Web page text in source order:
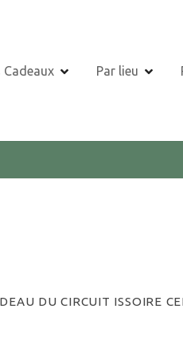
Par lieu
DU CIRCUIT ISSOIRE